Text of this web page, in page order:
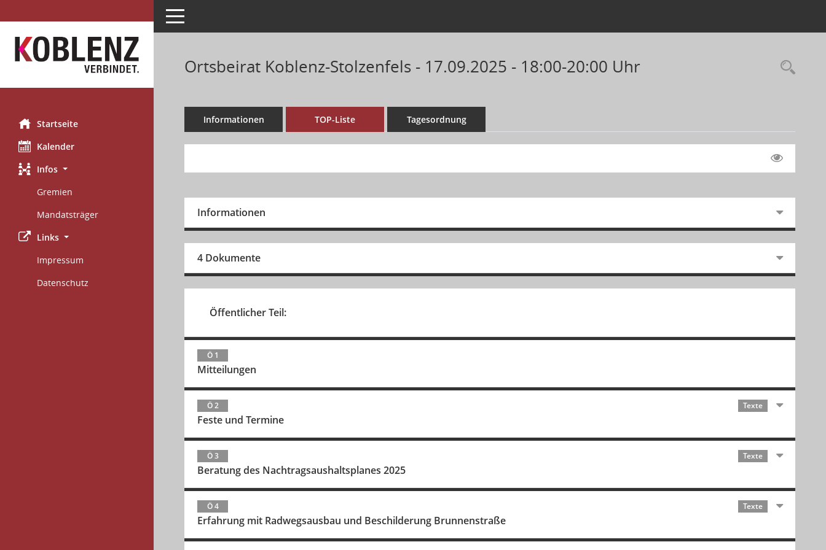
Startseite
Kalender
Infos
Gremien
Mandatsträger
Links
Impressum
Datenschutz
Toggle navigation
Ortsbeirat Koblenz-Stolzenfels - 17.09.2025 - 18:00-20:00 Uhr
Informationen TOP-Liste Tagesordnung
Informationen
4 Dokumente
Öffentlicher Teil:
Ö 1
Mitteilungen
Ö 2 Texte
Feste und Termine
Ö 3 Texte
Beratung des Nachtragsaushaltsplanes 2025
Ö 4 Texte
Erfahrung mit Radwegsausbau und Beschilderung Brunnenstraße